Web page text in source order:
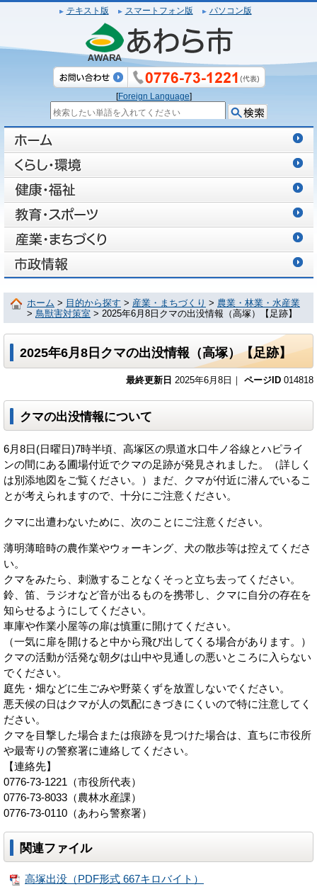
テキスト版 スマートフォン版 パソコン版
[Foreign Language]
ホーム > 目的から探す > 産業・まちづくり > 農業・林業・水産業
> 鳥獣害対策室 > 2025年6月8日クマの出没情報（高塚）【足跡】
2025年6月8日クマの出没情報（高塚）【足跡】
最終更新日 2025年6月8日｜ ページID 014818
クマの出没情報について
6月8日(日曜日)7時半頃、高塚区の県道水口牛ノ谷線とハピライ
ンの間にある圃場付近でクマの足跡が発見されました。（詳しく
は別添地図をご覧ください。）まだ、クマが付近に潜んでいるこ
とが考えられますので、十分にご注意ください。
クマに出遭わないために、次のことにご注意ください。
薄明薄暗時の農作業やウォーキング、犬の散歩等は控えてくださ
い。
クマをみたら、刺激することなくそっと立ち去ってください。
鈴、笛、ラジオなど音が出るものを携帯し、クマに自分の存在を
知らせるようにしてください。
車庫や作業小屋等の扉は慎重に開けてください。
（一気に扉を開けると中から飛び出してくる場合があります。）
クマの活動が活発な朝夕は山中や見通しの悪いところに入らない
でください。
庭先・畑などに生ごみや野菜くずを放置しないでください。
悪天候の日はクマが人の気配にきづきにくいので特に注意してく
ださい。
クマを目撃した場合または痕跡を見つけた場合は、直ちに市役所
や最寄りの警察署に連絡してください。
【連絡先】
0776-73-1221（市役所代表）
0776-73-8033（農林水産課）
0776-73-0110（あわら警察署）
関連ファイル
高塚出没（PDF形式 667キロバイト）